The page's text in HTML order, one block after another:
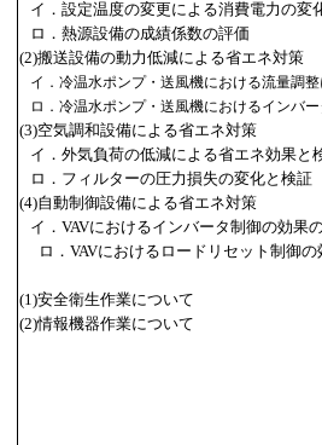
イ．設定温度の変更による消費電力の変
ロ．熱源設備の成績係数の評価
(2)搬送設備の動力低減による省エネ対策
イ．冷温水ポンプ・送風機における流量調
ロ．冷温水ポンプ・送風機におけるインバ
(3)空気調和設備による省エネ対策
イ．外気負荷の低減による省エネ効果と
ロ．フィルターの圧力損失の変化と検証
(4)自動制御設備による省エネ対策
イ．VAVにおけるインバータ制御の効果
ロ．VAVにおけるロードリセット制御の
(1)安全衛生作業について
(2)情報機器作業について